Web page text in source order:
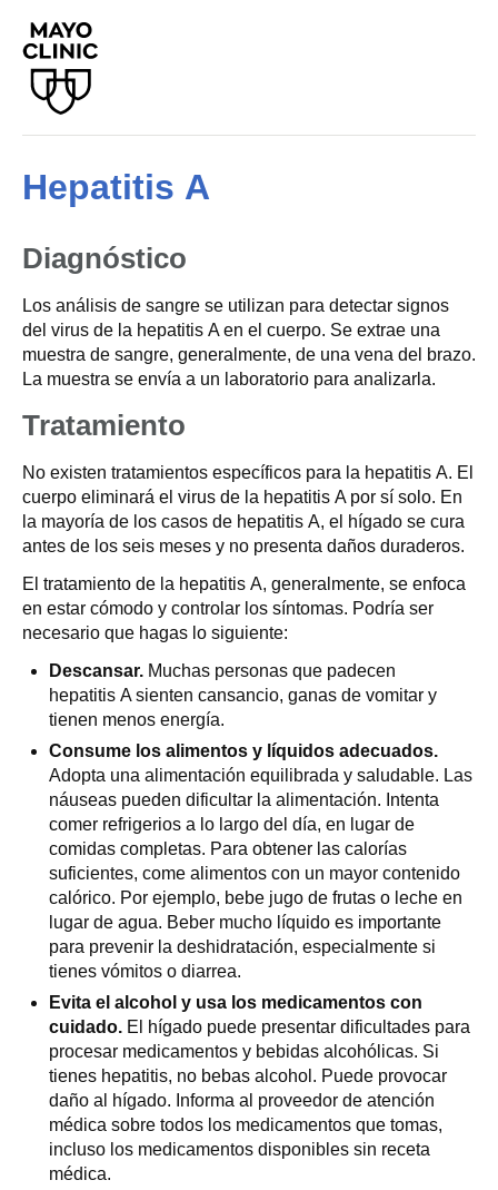
Hepatitis A
Diagnóstico
Los análisis de sangre se utilizan para detectar signos
del virus de la hepatitis A en el cuerpo. Se extrae una
muestra de sangre, generalmente, de una vena del brazo.
La muestra se envía a un laboratorio para analizarla.
Tratamiento
No existen tratamientos específicos para la hepatitis A. El
cuerpo eliminará el virus de la hepatitis A por sí solo. En
la mayoría de los casos de hepatitis A, el hígado se cura
antes de los seis meses y no presenta daños duraderos.
El tratamiento de la hepatitis A, generalmente, se enfoca
en estar cómodo y controlar los síntomas. Podría ser
necesario que hagas lo siguiente:
Descansar. Muchas personas que padecen
hepatitis A sienten cansancio, ganas de vomitar y
tienen menos energía.
Consume los alimentos y líquidos adecuados.
Adopta una alimentación equilibrada y saludable. Las
náuseas pueden dificultar la alimentación. Intenta
comer refrigerios a lo largo del día, en lugar de
comidas completas. Para obtener las calorías
suficientes, come alimentos con un mayor contenido
calórico. Por ejemplo, bebe jugo de frutas o leche en
lugar de agua. Beber mucho líquido es importante
para prevenir la deshidratación, especialmente si
tienes vómitos o diarrea.
Evita el alcohol y usa los medicamentos con
cuidado. El hígado puede presentar dificultades para
procesar medicamentos y bebidas alcohólicas. Si
tienes hepatitis, no bebas alcohol. Puede provocar
daño al hígado. Informa al proveedor de atención
médica sobre todos los medicamentos que tomas,
incluso los medicamentos disponibles sin receta
médica.